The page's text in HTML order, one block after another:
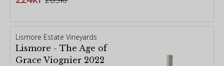
Lismore Estate Vineyards
Lismore - The Age of
Grace Viognier 2022